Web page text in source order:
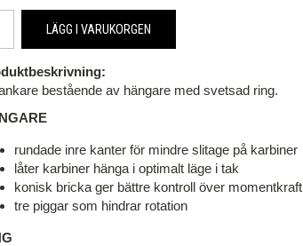
LÄGG I VARUKORGEN
bestående av hängare med svetsad ring.
rundade inre kanter för mindre slitage på karbiner
låter karbiner hänga i optimalt läge i tak
konisk bricka ger bättre kontroll över momentkraft
tre piggar som hindrar rotation